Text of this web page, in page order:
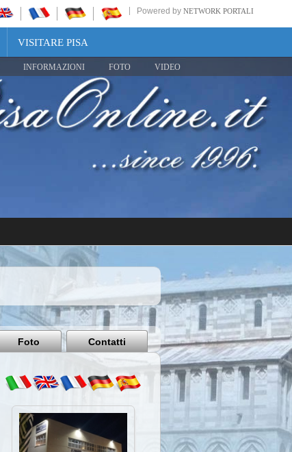
Powered by NETWORK PORTALI
VISITARE PISA
INFORMAZIONI FOTO VIDEO
Share
Pisa
Italy
Foto Contatti